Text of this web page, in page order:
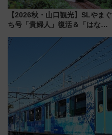
【2026秋・山口観光】SLやまぐ
ち号「貴婦人」復活＆「はなあ
注目観光列車まとめ きっぷの取